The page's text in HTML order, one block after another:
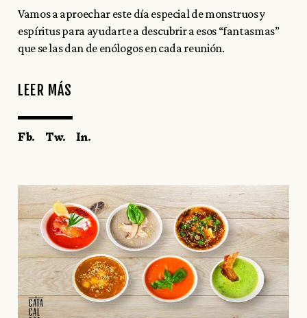
Vamos a aproechar este día especial de monstruos y
espíritus para ayudarte a descubrir a esos “fantasmas”
que se las dan de enólogos en cada reunión.
LEER MÁS
Fb. Tw. In.